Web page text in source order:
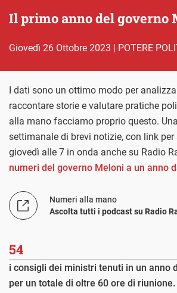
Il primo anno del governo
giovedì 26 Ottobre 2023 | POTERE
I dati sono un ottimo modo per
raccontare storie e valutare pratiche
alla mano facciamo proprio questo.
settimanale di brevi notizie, con link
giovedì alle 7 in onda anche su Radio
numeri del governo Meloni a un anno
Numeri alla mano
Ascolta tutti i podcast su Radio
54
i consigli dei ministri tenuti in un anno
per un totale di oltre 60 ore di riunione.